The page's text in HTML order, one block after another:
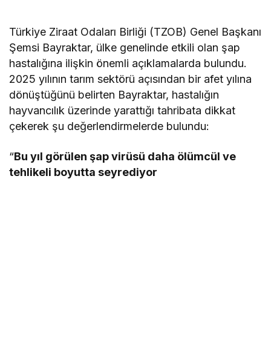
Türkiye Ziraat Odaları Birliği (TZOB) Genel Başkanı
Şemsi Bayraktar, ülke genelinde etkili olan şap
hastalığına ilişkin önemli açıklamalarda bulundu.
2025 yılının tarım sektörü açısından bir afet yılına
dönüştüğünü belirten Bayraktar, hastalığın
hayvancılık üzerinde yarattığı tahribata dikkat
çekerek şu değerlendirmelerde bulundu:
“Bu yıl görülen şap virüsü daha ölümcül ve
tehlikeli boyutta seyrediyor